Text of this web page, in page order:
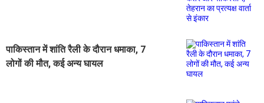
पाकिस्तान में शांति रैली के दौरान धमाका, 7
लोगों की मौत, कई अन्य घायल